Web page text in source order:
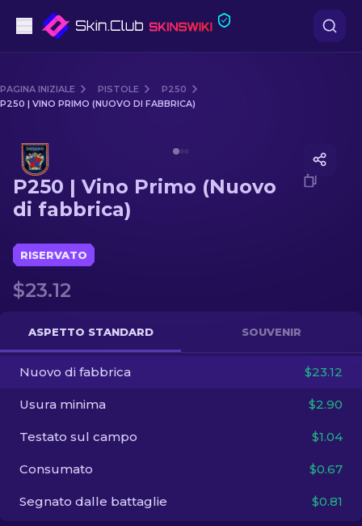
Fascia media
Fucile di precisione
Guanto
Altro
IT
PAGINA INIZIALE PISTOLE
P250
P250 | VINO PRIMO (NUOVO DI FABBRICA)
P250 | Vino Primo (Nuovo
di fabbrica)
RISERVATO
$23.12
ASPETTO STANDARD SOUVENIR
Nuovo di fabbrica $23.12
Usura minima $2.90
Testato sul campo $1.04
Consumato $0.67
Segnato dalle battaglie $0.81